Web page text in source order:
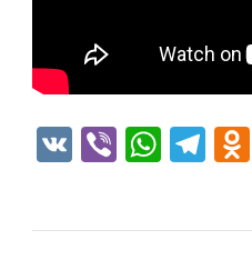
VK Viber